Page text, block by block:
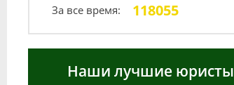
За все время: 118055
Наши лучшие юристы